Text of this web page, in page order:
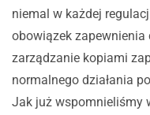
niemal w każdej
obowiązek zapewnienia
zarządzanie kopiami
normalnego działania
Jak już wspomnieliśmy